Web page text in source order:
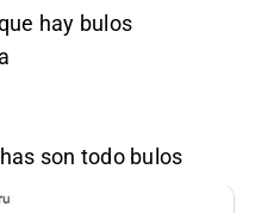
hay bulos
son todo bulos